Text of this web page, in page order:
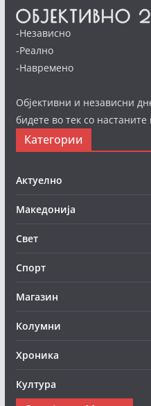
-Независно
-Реално
-Навремено
Објективни и независни
бидете во тек со
Категории
Актуелно
Македонија
Свет
Спорт
Магазин
Колумни
Хроника
Култура